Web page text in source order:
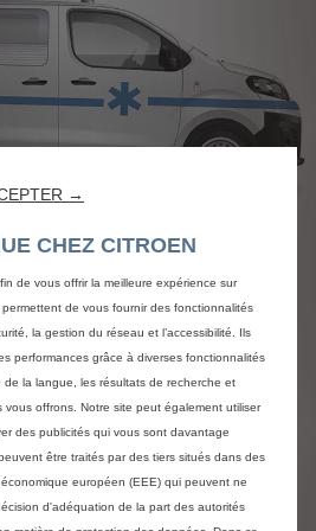
les charges, même les
comme sur la route, Citroën
de bennes, plateaux-
sur Citroën Berlingo,
→
CHEZ CITROEN
de vous offrir la meilleure expérience sur
de vous fournir des fonctionnalités
la gestion du réseau et l’accessibilité. Ils
performances grâce à diverses fonctionnalités
la langue, les résultats de recherche et
vous offrons. Notre site peut également utiliser
des publicités qui vous sont davantage
être traités par des tiers situés dans des
européen (EEE) qui peuvent ne
d'adéquation de la part des autorités